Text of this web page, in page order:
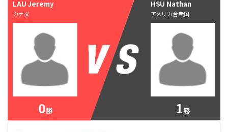
LAU Jeremy
カナダ
0勝
HSU Nathan
アメリカ合衆国
1勝